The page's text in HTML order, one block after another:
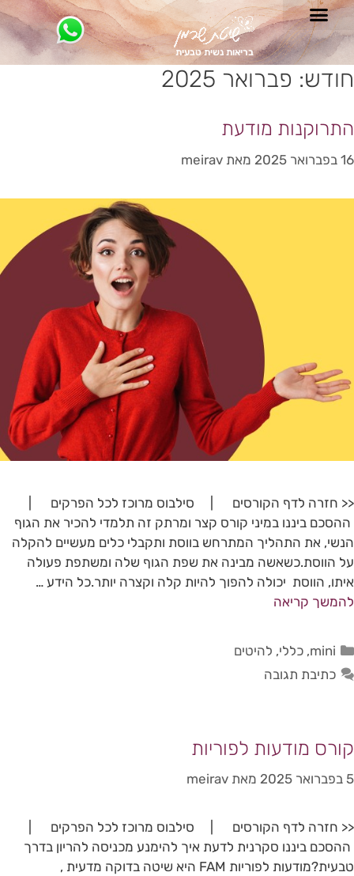
בריאות נשית טבעית
חודש: פברואר 2025
התרוקנות מודעת
16 בפברואר 2025 מאת meirav
<< חזרה לדף הקורסים | סילבוס מרוכז לכל הפרקים |
ההסכם ביננו במיני קורס קצר ומרתק זה תלמדי להכיר את הגוף
הנשי, את התהליך המתרחש בווסת ותקבלי כלים מעשיים להקלה
על הווסת.כשאשה מבינה את שפת הגוף שלה ומשתפת פעולה
איתו, הווסת יכולה להפוך להיות קלה וקצרה יותר.כל הידע …
להמשך קריאה
mini
,כללי, להיטים
כתיבת תגובה
קורס מודעות לפוריות
5 בפברואר 2025 מאת meirav
<< חזרה לדף הקורסים | סילבוס מרוכז לכל הפרקים |
ההסכם ביננו סקרנית לדעת איך להימנע מכניסה להריון בדרך
טבעית?מודעות לפוריות FAM היא שיטה בדוקה מדעית ,